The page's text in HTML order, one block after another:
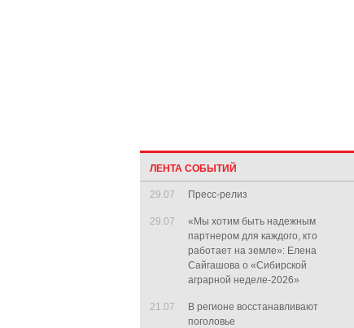
ЛЕНТА СОБЫТИЙ
29.07 Пресс-релиз
29.07
«Мы хотим быть надежным
партнером для каждого, кто
работает на земле»: Елена
Сайгашова о «Сибирской
аграрной неделе-2026»
21.07
В регионе восстанавливают
поголовье